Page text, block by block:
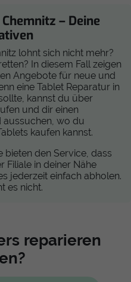
– Deine
lohnt sich nicht mehr?
In diesem Fall zeigen
Angebote für neue und
eine Tablet Reparatur in
kannst du über
und dir einen
aussuchen, wo du
kaufen kannst.
bieten den Service, dass
Filiale in deiner Nähe
jederzeit einfach abholen.
es nicht.
reparieren